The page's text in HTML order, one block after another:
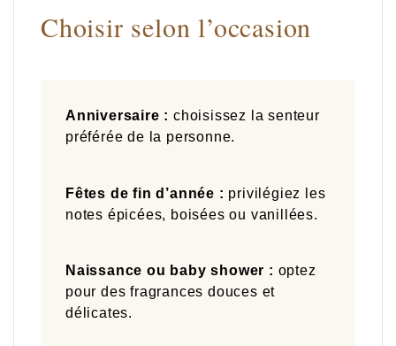
Choisir selon l’occasion
Anniversaire : choisissez la senteur
préférée de la personne.
Fêtes de fin d’année : privilégiez les
notes épicées, boisées ou vanillées.
Naissance ou baby shower : optez
pour des fragrances douces et
délicates.